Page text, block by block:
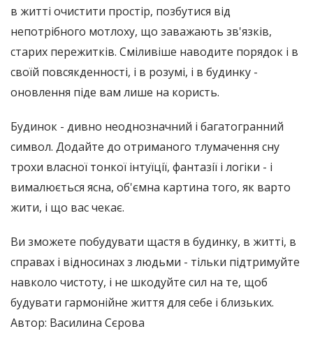
в житті очистити простір, позбутися від
непотрібного мотлоху, що заважають зв'язків,
старих пережитків. Сміливіше наводите порядок і в
своїй повсякденності, і в розумі, і в будинку -
оновлення піде вам лише на користь.
Будинок - дивно неоднозначний і багатогранний
символ. Додайте до отриманого тлумачення сну
трохи власної тонкої інтуїції, фантазії і логіки - і
вималюється ясна, об'ємна картина того, як варто
жити, і що вас чекає.
Ви зможете побудувати щастя в будинку, в житті, в
справах і відносинах з людьми - тільки підтримуйте
навколо чистоту, і не шкодуйте сил на те, щоб
будувати гармонійне життя для себе і близьких.
Автор: Василина Сєрова